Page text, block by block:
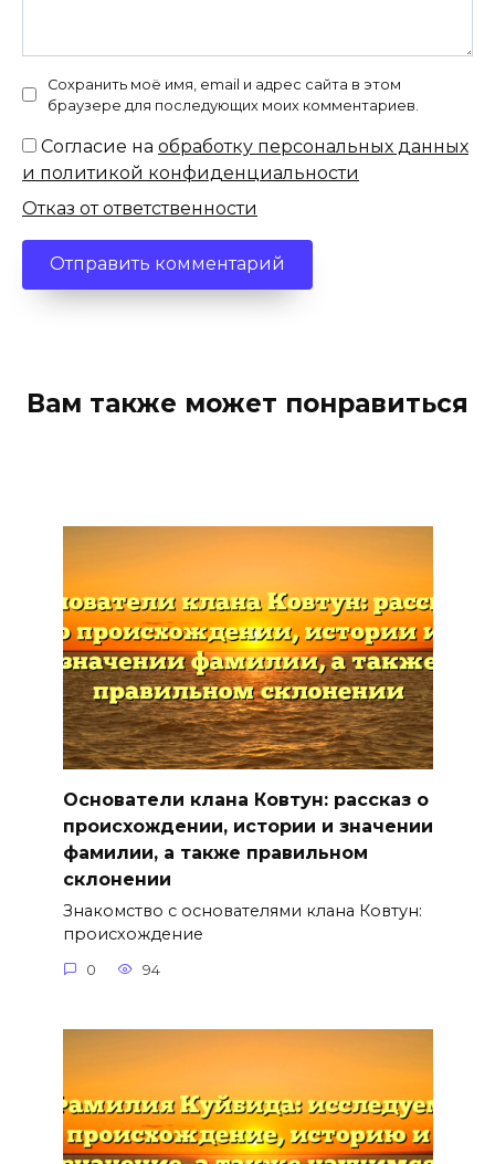
Сохранить моё имя, email и адрес сайта в этом
браузере для последующих моих комментариев.
Согласие на обработку персональных данных
и политикой конфиденциальности
Отказ от ответственности
Вам также может понравиться
Основатели клана Ковтун: рассказ о
происхождении, истории и значении
фамилии, а также правильном
склонении
Знакомство с основателями клана Ковтун:
происхождение
0 94